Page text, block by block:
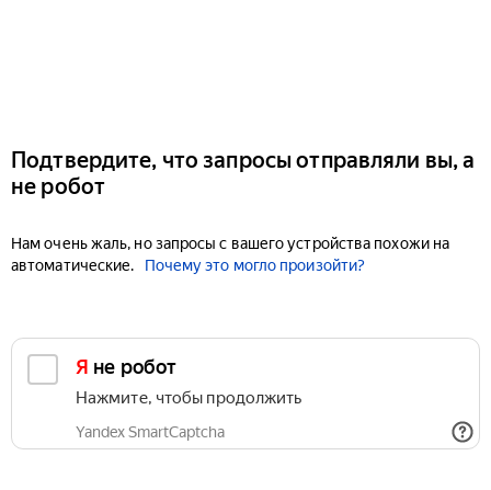
Подтвердите, что запросы отправляли вы, а
не робот
Нам очень жаль, но запросы с вашего устройства похожи на
автоматические.
Почему это могло произойти?
Я не робот
Нажмите, чтобы продолжить
Yandex SmartCaptcha